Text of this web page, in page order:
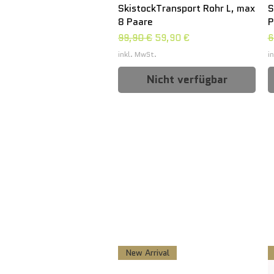
SkistockTransport Rohr L, max
8 Paare
Standardpreis
99,90 € Sale-Preis
59,90 €
inkl. MwSt.
Nicht verfügbar
New Arrival